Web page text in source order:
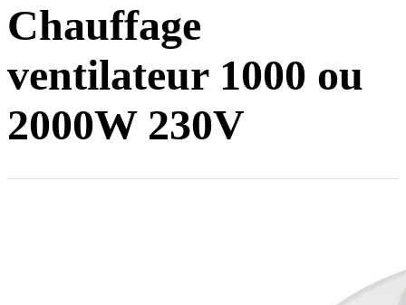
Chauffage
ventilateur 1000 ou
2000W 230V